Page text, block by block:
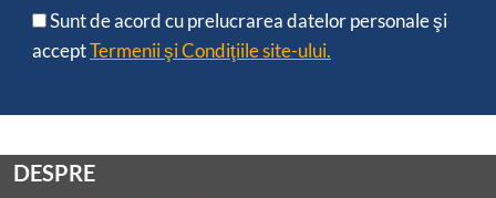
Sunt de acord cu prelucrarea datelor personale şi
acceptTermenii şi Condiţiile site-ului.
DESPRE